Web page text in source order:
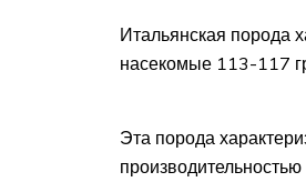
Итальянская порода
насекомые 113-117
Эта порода